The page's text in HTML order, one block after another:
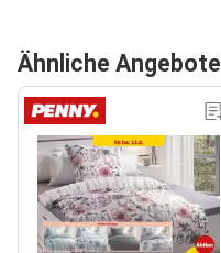
Ähnliche Angebote